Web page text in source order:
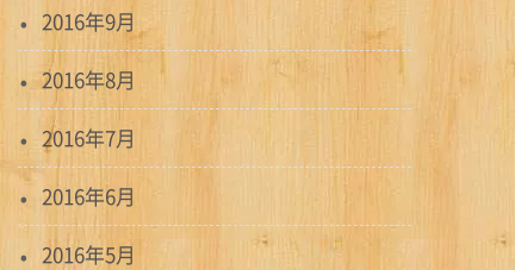
2016年9月
2016年8月
2016年7月
2016年6月
2016年5月